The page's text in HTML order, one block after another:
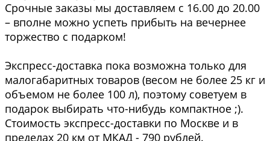
Срочные заказы мы доставляем с 16.00 до 20.00
– вполне можно успеть прибыть на вечернее
торжество с подарком!
Экспресс-доставка пока возможна только для
малогабаритных товаров (весом не более 25 кг и
объемом не более 100 л), поэтому советуем в
подарок выбирать что-нибудь компактное ;).
Стоимость экспресс-доставки по Москве и в
пределах 20 км от МКАД - 790 рублей.